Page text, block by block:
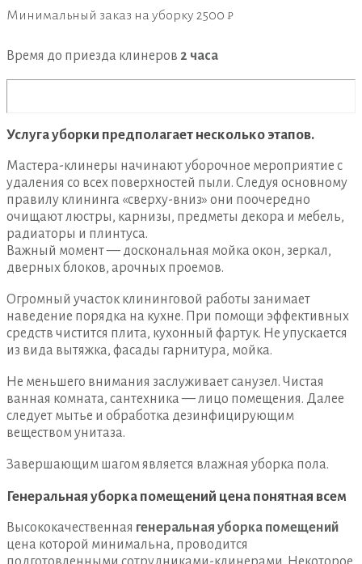
Минимальный заказ на уборку 2500 ₽
Время до приезда клинеров 2 часа
Услуга уборки предполагает несколько этапов.
Мастера-клинеры начинают уборочное мероприятие с
удаления со всех поверхностей пыли. Следуя основному
правилу клининга «сверху-вниз» они поочередно
очищают люстры, карнизы, предметы декора и мебель,
радиаторы и плинтуса.
Важный момент — доскональная мойка окон, зеркал,
дверных блоков, арочных проемов.
Огромный участок клининговой работы занимает
наведение порядка на кухне. При помощи эффективных
средств чистится плита, кухонный фартук. Не упускается
из вида вытяжка, фасады гарнитура, мойка.
Не меньшего внимания заслуживает санузел. Чистая
ванная комната, сантехника — лицо помещения. Далее
следует мытье и обработка дезинфицирующим
веществом унитаза.
Завершающим шагом является влажная уборка пола.
Генеральная уборка помещений цена понятная всем
Высококачественная генеральная уборка помещений
цена которой минимальна, проводится